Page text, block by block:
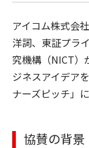
アイコム株式会
洋詞、東証プラ
究機構（NICT）
ジネスアイデア
ナーズピッチ」
協賛の背景